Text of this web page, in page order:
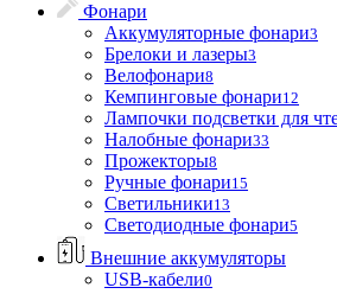
Фонари
Аккумуляторные фонари3
Брелоки и лазеры3
Велофонари8
Кемпинговые фонари12
Лампочки подсветки для
Налобные фонари33
Прожекторы8
Ручные фонари15
Светильники13
Светодиодные фонари5
Внешние аккумуляторы
USB-кабели0